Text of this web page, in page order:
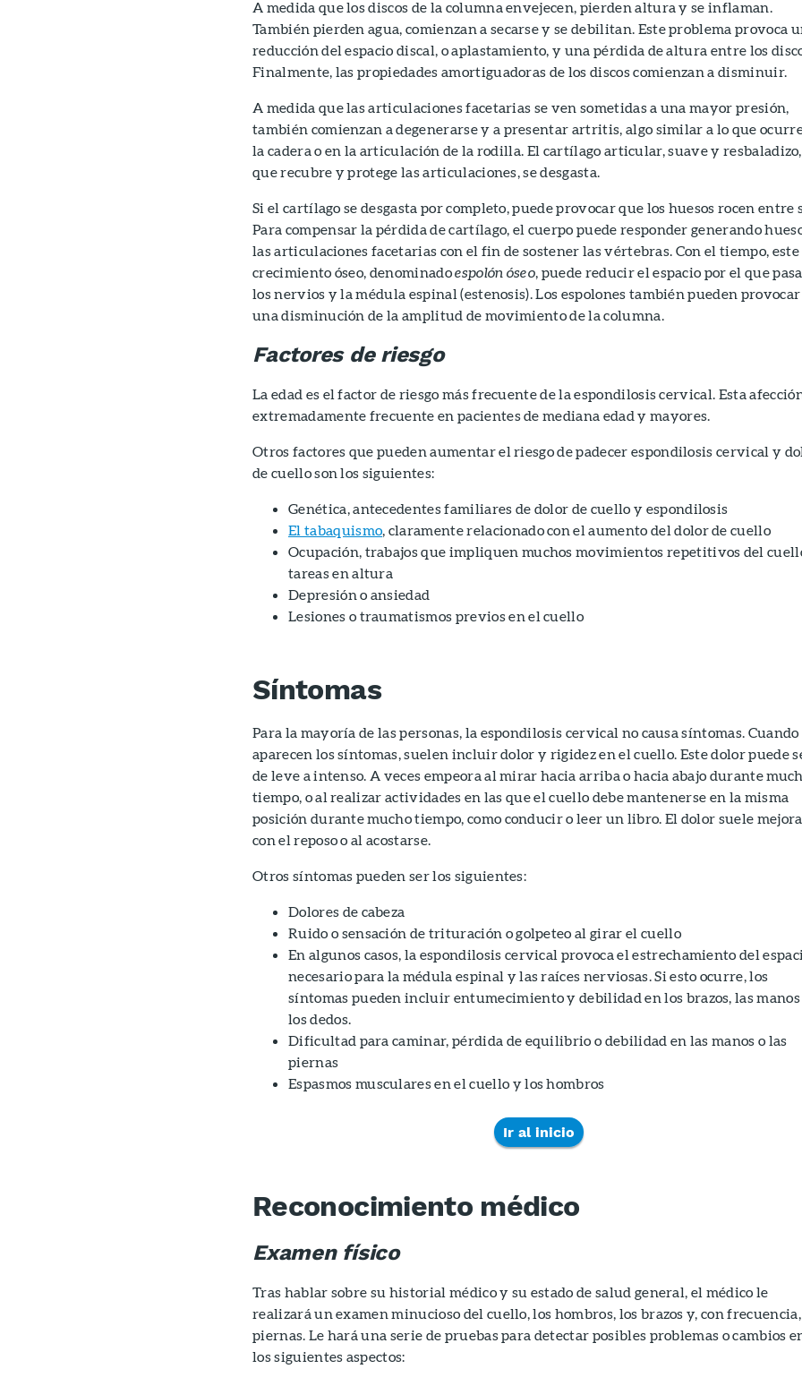
A medida que los discos de la columna envejecen, pierden altura y se inflaman.
También pierden agua, comienzan a secarse y se debilitan. Este problema provoca
reducción del espacio discal, o aplastamiento, y una pérdida de altura entre los
Finalmente, las propiedades amortiguadoras de los discos comienzan a disminuir.
A medida que las articulaciones facetarias se ven sometidas a una mayor presión,
también comienzan a degenerarse y a presentar artritis, algo similar a lo que
la cadera o en la articulación de la rodilla. El cartílago articular, suave y resbaladizo,
que recubre y protege las articulaciones, se desgasta.
Si el cartílago se desgasta por completo, puede provocar que los huesos rocen entre
Para compensar la pérdida de cartílago, el cuerpo puede responder generando
las articulaciones facetarias con el fin de sostener las vértebras. Con el tiempo, este
crecimiento óseo, denominadoespolón óseo, puede reducir el espacio por el que
los nervios y la médula espinal (estenosis). Los espolones también pueden provocar
una disminución de la amplitud de movimiento de la columna.
Factores de riesgo
La edad es el factor de riesgo más frecuente de la espondilosis cervical. Esta
extremadamente frecuente en pacientes de mediana edad y mayores.
Otros factores que pueden aumentar el riesgo de padecer espondilosis cervical y
de cuello son los siguientes:
Genética, antecedentes familiares de dolor de cuello y espondilosis
El tabaquismo, claramente relacionado con el aumento del dolor de cuello
Ocupación, trabajos que impliquen muchos movimientos repetitivos del
tareas en altura
Depresión o ansiedad
Lesiones o traumatismos previos en el cuello
Síntomas
Para la mayoría de las personas, la espondilosis cervical no causa síntomas. Cuando
aparecen los síntomas, suelen incluir dolor y rigidez en el cuello. Este dolor puede
de leve a intenso. A veces empeora al mirar hacia arriba o hacia abajo durante
tiempo, o al realizar actividades en las que el cuello debe mantenerse en la misma
posición durante mucho tiempo, como conducir o leer un libro. El dolor suele
con el reposo o al acostarse.
Otros síntomas pueden ser los siguientes:
Dolores de cabeza
Ruido o sensación de trituración o golpeteo al girar el cuello
En algunos casos, la espondilosis cervical provoca el estrechamiento del
necesario para la médula espinal y las raíces nerviosas. Si esto ocurre, los
síntomas pueden incluir entumecimiento y debilidad en los brazos, las
los dedos.
Dificultad para caminar, pérdida de equilibrio o debilidad en las manos o las
piernas
Espasmos musculares en el cuello y los hombros
Ir al inicio
Reconocimiento médico
Examen físico
Tras hablar sobre su historial médico y su estado de salud general, el médico le
realizará un examen minucioso del cuello, los hombros, los brazos y, con
piernas. Le hará una serie de pruebas para detectar posibles problemas o cambios
los siguientes aspectos: